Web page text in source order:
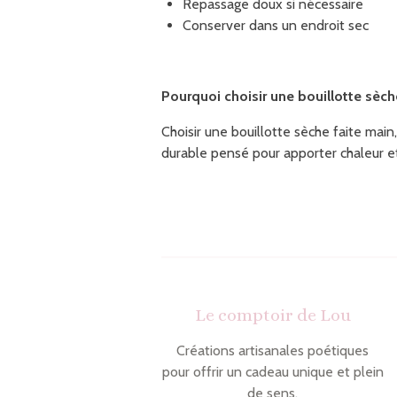
Repassage doux si nécessaire
Conserver dans un endroit sec
Pourquoi choisir une bouillotte
Choisir une bouillotte sèche faite
durable pensé pour apporter chaleur
Le comptoir de Lou
Créations artisanales poétiques
pour offrir un cadeau unique et plein
de sens.